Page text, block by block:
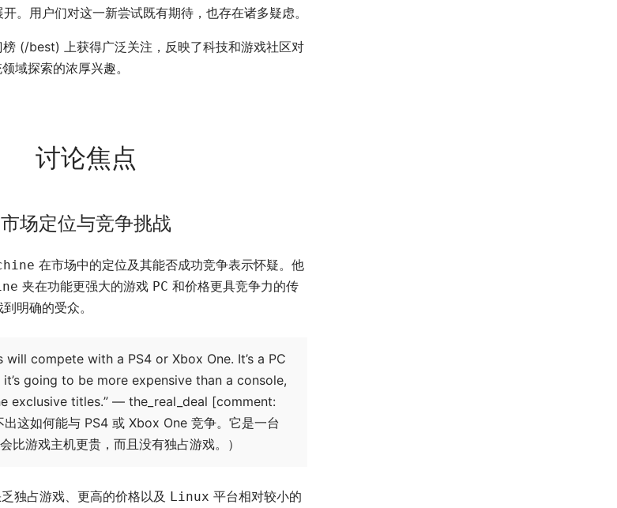
。用户们对这一新尝试既有期待，也存在诸多疑虑。
(/best) 上获得广泛关注，反映了科技和游戏社区对
域探索的浓厚兴趣。
讨论焦点
市场定位与竞争挑战
在市场中的定位及其能否成功竞争表示怀疑。他
夹在功能更强大的游戏 PC 和价格更具竞争力的传
明确的受众。
will compete with a PS4 or Xbox One. It’s a PC
going to be more expensive than a console,
exclusive titles.” — the_real_deal [comment:
这如何能与 PS4 或 Xbox One 竞争。它是一台
会比游戏主机更贵，而且没有独占游戏。）
独占游戏、更高的价格以及 Linux 平台相对较小的